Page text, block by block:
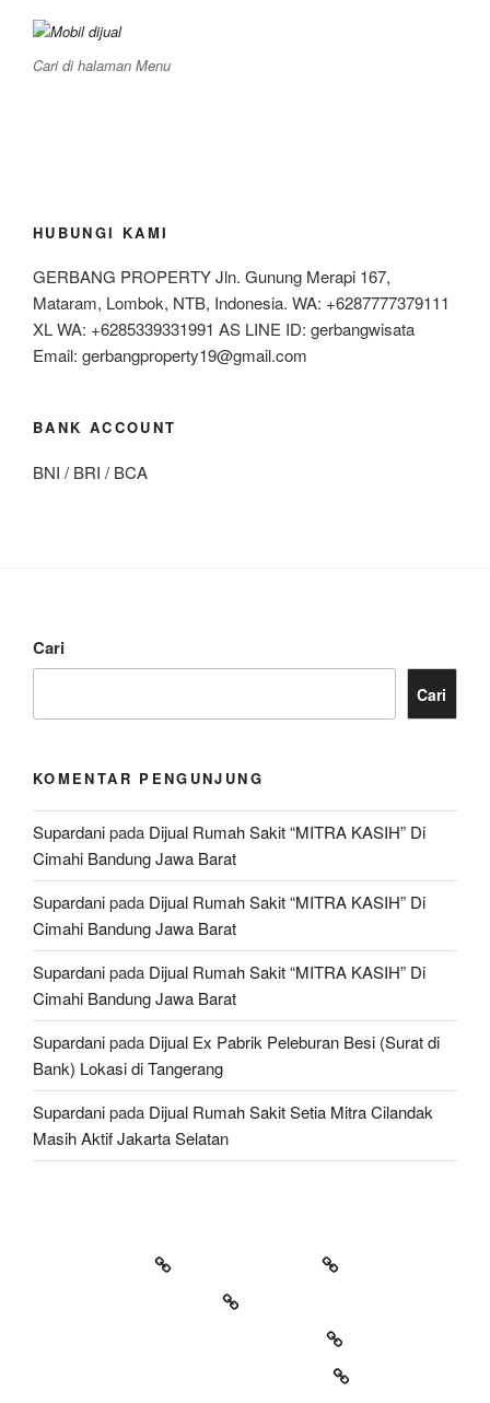
Cari di halaman Menu
HUBUNGI KAMI
GERBANG PROPERTY Jln. Gunung Merapi 167,
Mataram, Lombok, NTB, Indonesia. WA: +6287777379111
XL WA: +6285339331991 AS LINE ID: gerbangwisata
Email: gerbangproperty19@gmail.com
BANK ACCOUNT
BNI / BRI / BCA
Cari
Cari
KOMENTAR PENGUNJUNG
Supardanipada Dijual Rumah Sakit “MITRA KASIH” Di
Cimahi Bandung Jawa Barat
Supardanipada Dijual Rumah Sakit “MITRA KASIH” Di
Cimahi Bandung Jawa Barat
Supardanipada Dijual Rumah Sakit “MITRA KASIH” Di
Cimahi Bandung Jawa Barat
Supardanipada Dijual Ex Pabrik Peleburan Besi (Surat di
Bank) Lokasi di Tangerang
Supardanipada Dijual Rumah Sakit Setia Mitra Cilandak
Masih Aktif Jakarta Selatan
TANAH DIJUAL
RUMAH DIJUAL
HOTEL & VILLA DIJUAL
LAHAN / TEMPAT BISNIS / GEDUNG
KONSULTAN PROPERTY & LAWYER